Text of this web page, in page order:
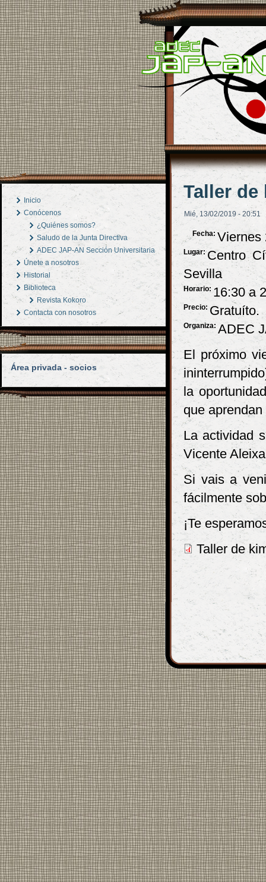
Inicio
Conócenos
¿Quiénes somos?
Saludo de la Junta Directiva
ADEC JAP-AN Sección Universitaria
Únete a nosotros
Historial
Biblioteca
Revista Kokoro
Contacta con nosotros
Área privada - socios
Taller de
Mié, 13/02/2019 - 20:51
Fecha: Viernes
Lugar:Centro
Sevilla
Horario: 16:30 a
Precio: Gratuíto.
Organiza: ADEC
El próximo
la
que
La actividad
Vicente
Si vais a
fácilmente
¡Te
Taller de